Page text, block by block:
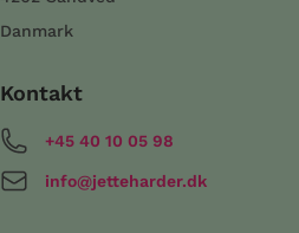
Danmark
Kontakt
+45 40 10 05 98
info@jetteharder.dk